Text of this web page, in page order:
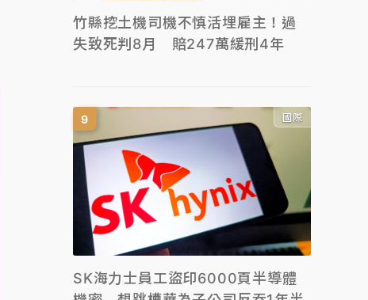
竹縣挖土機司機不慎活埋雇主！過
失致死判8月 賠247萬緩刑4年
國際
SK海力士員工盜印6000頁半導體